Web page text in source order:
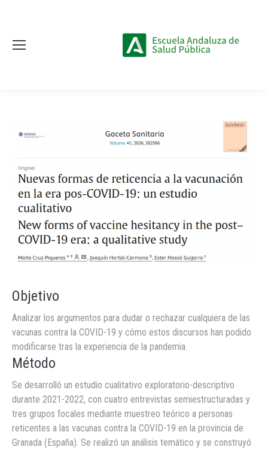
Objetivo
Analizar los argumentos para dudar o rechazar cualquiera de las
vacunas contra la COVID-19 y cómo estos discursos han podido
modificarse tras la experiencia de la pandemia.
Método
Se desarrolló un estudio cualitativo exploratorio-descriptivo
durante 2021-2022, con cuatro entrevistas semiestructuradas y
tres grupos focales mediante muestreo teórico a personas
reticentes a las vacunas contra la COVID-19 en la provincia de
Granada (España). Se realizó un análisis temático y se construyó